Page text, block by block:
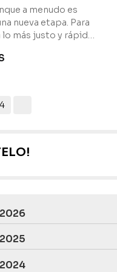
a menudo es
nueva etapa. Para
lo más justo y rápido
Escariz Abogados,
su divorcio 1. No
información
4
2026
2025
2024